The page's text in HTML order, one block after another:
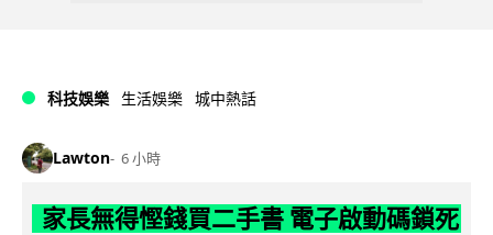
科技娛樂 生活娛樂 城中熱話
Lawton 6 小時
家長無得慳錢買二手書 電子啟動碼鎖死